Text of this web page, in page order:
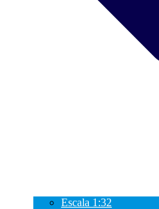
Escala 1:32